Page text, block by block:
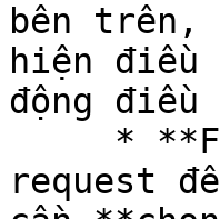
bên trên,
hiện điều
động điều
request